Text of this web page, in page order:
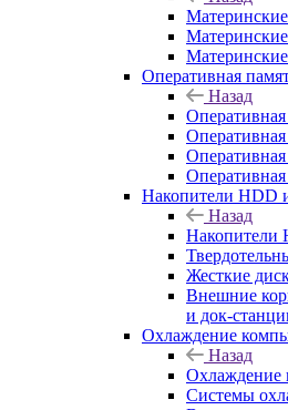
Оперативная
Назад
Накопители HDD
Назад
Накопители
Жесткие
Внешние
и док-
Охлаждение
Назад
Охлаждение
Системы